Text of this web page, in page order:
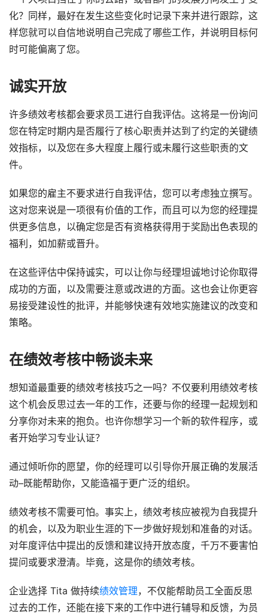
化？同样，最好在发生这些变化时记录下来并进行跟踪，这
样您就可以自信地说明自己完成了哪些工作，并说明目标何
时可能偏离了您。
诚实开放
许多绩效考核都会要求员工进行自我评估。这将是一份询问
您在特定时期内是否履行了核心职责并达到了约定的关键绩
效指标，以及您在多大程度上履行或未履行这些职责的文
件。
如果您的雇主不要求进行自我评估，您可以考虑独立撰写。
这对您来说是一项很有价值的工作，而且可以为您的经理提
供更多信息，以确定您是否有资格获得用于奖励出色表现的
福利，如加薪或晋升。
在这些评估中保持诚实，可以让你与经理坦诚地讨论你取得
成功的方面，以及需要注意或改进的方面。这也会让你更容
易接受建设性的批评，并能够快速有效地实施建议的改变和
策略。
在绩效考核中畅谈未来
想知道最重要的绩效考核技巧之一吗？不仅要利用绩效考核
这个机会反思过去一年的工作，还要与你的经理一起规划和
分享你对未来的抱负。也许你想学习一个新的软件程序，或
者开始学习专业认证？
通过倾听你的愿望，你的经理可以引导你开展正确的发展活
动–既能帮助你，又能造福于更广泛的组织。
绩效考核不需要可怕。事实上，绩效考核应被视为自我提升
的机会，以及为职业生涯的下一步做好规划和准备的对话。
对年度评估中提出的反馈和建议持开放态度，千万不要害怕
提问或要求澄清。毕竟，这是你的绩效考核。
企业选择 Tita 做持续绩效管理，不仅能帮助员工全面反思
过去的工作，还能在接下来的工作中进行辅导和反馈，为员